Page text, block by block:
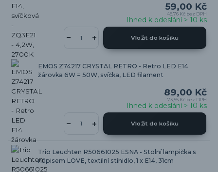
59,00 Kč
48,76 Kč bez DPH
Ihned k odeslání > 10 ks
Vložit do košíku
EMOS Z74217 CRYSTAL RETRO - Retro LED E14
žárovka 6W = 50W, svíčka, LED filament
89,00 Kč
73,55 Kč bez DPH
Ihned k odeslání > 10 ks
Vložit do košíku
Trio Leuchten R50661025 ESNA - Stolní lampička s
nápisem LOVE, textilní stínidlo, 1 x E14, 31cm